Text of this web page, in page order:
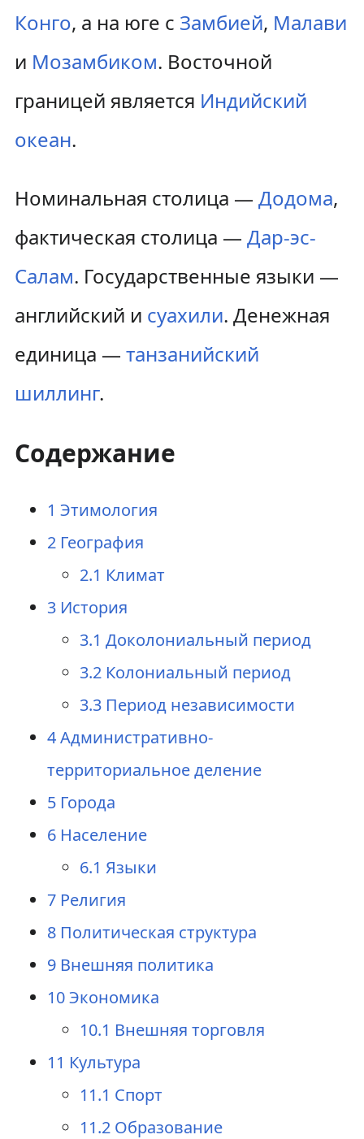
Конго, а на юге с Замбией, Малави
и Мозамбиком. Восточной
границей является Индийский
океан.
Номинальная столица — Додома,
фактическая столица — Дар-эс-
Салам. Государственные языки —
английский и суахили. Де­неж­ная
еди­ни­ца — танзанийский
шиллинг.
Содержание
1 Этимология
2 География
2.1 Климат
3 История
3.1 Доколониальный период
3.2 Колониальный период
3.3 Период независимости
4Административно-
территориальное деление
5 Города
6 Население
6.1 Языки
7 Религия
8 Политическая структура
9 Внешняя политика
10Экономика
10.1 Внешняя торговля
11 Культура
11.1 Спорт
11.2 Образование